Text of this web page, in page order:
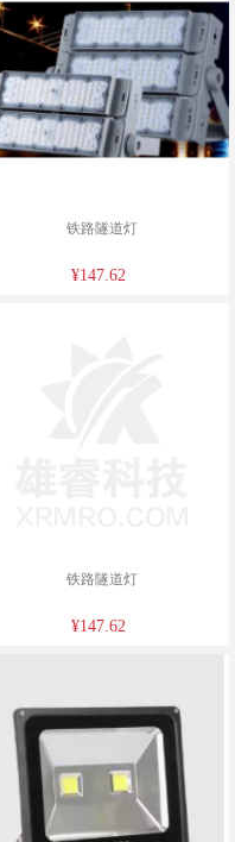
铁路隧道灯
¥147.62
铁路隧道灯
¥147.62